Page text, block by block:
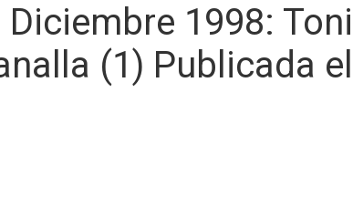
1998: Toni
(1) Publicada el